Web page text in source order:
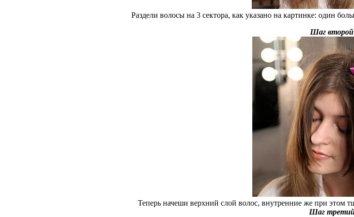
Раздели волосы на 3 сектора, как указано на картинке: один
Шаг второй
Теперь начеши верхний слой волос, внутренние же при этом
Шаг